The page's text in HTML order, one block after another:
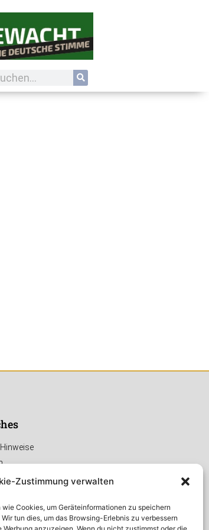
Zustimmung verwalten
Cookies, um Geräteinformationen zu speichern
tun dies, um das Browsing-Erlebnis zu verbessern